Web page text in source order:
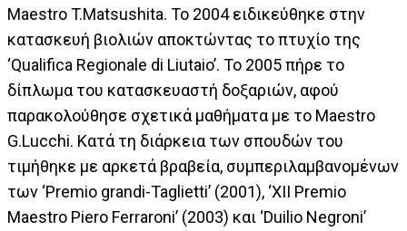
Maestro T.Matsushita. Το 2004 ειδικεύθηκε στην
κατασκευή βιολιών αποκτώντας το πτυχίο της
‘Qualifica Regionale di Liutaio’. Το 2005 πήρε το
δίπλωμα του κατασκευαστή δοξαριών, αφού
παρακολούθησε σχετικά μαθήματα με το Maestro
G.Lucchi. Κατά τη διάρκεια των σπουδών του
τιμήθηκε με αρκετά βραβεία, συμπεριλαμβανομένων
των ‘Premio grandi-Taglietti’ (2001), ‘XII Premio
Maestro Piero Ferraroni’ (2003) και ‘Duilio Negroni’